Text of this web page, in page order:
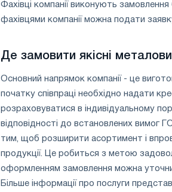
Фахівці компанії виконують
фахівцями компанії можна подати
Де замовити якісні
Основний напрямок компанії - це
початку співпраці необхідно надати
розраховуватися в індивідуальному
відповідності до встановлених вимог
тим, щоб розширити асортимент і
продукції. Це робиться з метою
оформленням замовлення можна
Більше інформації про послуги